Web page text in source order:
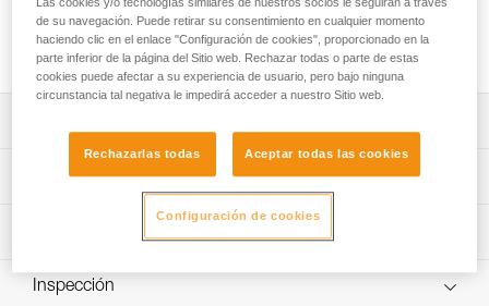
aumenta su durabilidad. Un elástico regulable en altura
permite sujetar el pie en el pedal, sea cual sea el tipo de
calzado.
BASIC para los ascensos por cuerda.
Cintas en PEAD (polietileno de alta densidad) para resistir
mejor a la abrasión.
Elástico para sujetar el pie en el pedal. Se regula en altura
para poder utilizarlo con cualquier tipo de calzado y
Características técnicas
Materiales: polietileno de alta densidad y aluminio
Características por referencia
Consejos para el mantenimiento de tus equipos
Descargar el pdf Maintenance tips
Inspección
de su navegación. Puede retirar su consentimiento en cualquier momento
haciendo clic en el enlace "Configuración de cookies", proporcionado en la
parte inferior de la página del Sitio web. Rechazar todas o parte de estas
cookies puede afectar a su experiencia de usuario, pero bajo ninguna
circunstancia tal negativa le impedirá acceder a nuestro Sitio web.
Rechazarlas todas Aceptar todas las cookies
Configuración de cookies